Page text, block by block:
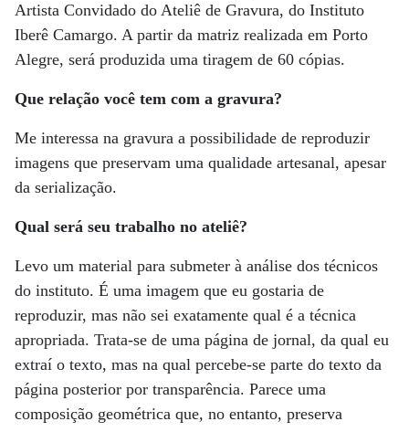
Artista Convidado do Ateliê de Gravura, do Instituto
Iberê Camargo. A partir da matriz realizada em Porto
Alegre, será produzida uma tiragem de 60 cópias.
Que relação você tem com a gravura?
Me interessa na gravura a possibilidade de reproduzir
imagens que preservam uma qualidade artesanal, apesar
da serialização.
Qual será seu trabalho no ateliê?
Levo um material para submeter à análise dos técnicos
do instituto. É uma imagem que eu gostaria de
reproduzir, mas não sei exatamente qual é a técnica
apropriada. Trata-se de uma página de jornal, da qual eu
extraí o texto, mas na qual percebe-se parte do texto da
página posterior por transparência. Parece uma
composição geométrica que, no entanto, preserva